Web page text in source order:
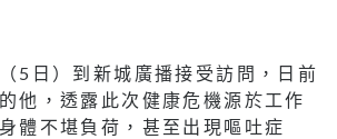
5日）到新城廣播接受訪問，日前
他，透露此次健康危機源於工作
體不堪負荷，甚至出現嘔吐症